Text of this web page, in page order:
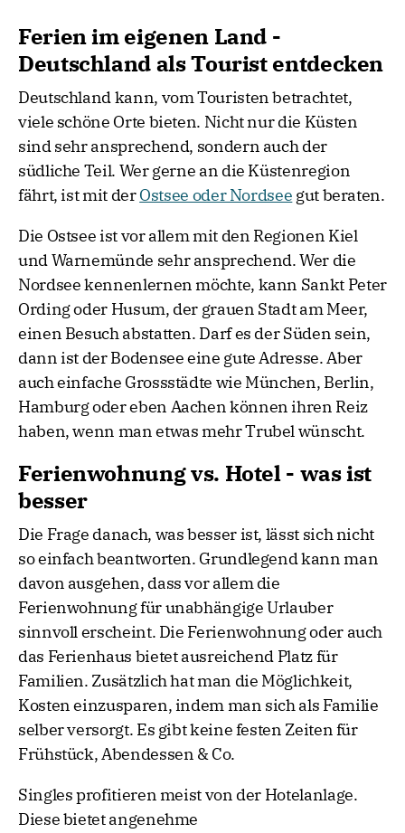
Ferien im eigenen Land -
Deutschland als Tourist entdecken
Deutschland kann, vom Touristen betrachtet,
viele schöne Orte bieten. Nicht nur die Küsten
sind sehr ansprechend, sondern auch der
südliche Teil. Wer gerne an die Küstenregion
fährt, ist mit derOstsee oder Nordsee gut beraten.
Die Ostsee ist vor allem mit den Regionen Kiel
und Warnemünde sehr ansprechend. Wer die
Nordsee kennenlernen möchte, kann Sankt Peter
Ording oder Husum, der grauen Stadt am Meer,
einen Besuch abstatten. Darf es der Süden sein,
dann ist der Bodensee eine gute Adresse. Aber
auch einfache Grossstädte wie München, Berlin,
Hamburg oder eben Aachen können ihren Reiz
haben, wenn man etwas mehr Trubel wünscht.
Ferienwohnung vs. Hotel - was ist
besser
Die Frage danach, was besser ist, lässt sich nicht
so einfach beantworten. Grundlegend kann man
davon ausgehen, dass vor allem die
Ferienwohnung für unabhängige Urlauber
sinnvoll erscheint. Die Ferienwohnung oder auch
das Ferienhaus bietet ausreichend Platz für
Familien. Zusätzlich hat man die Möglichkeit,
Kosten einzusparen, indem man sich als Familie
selber versorgt. Es gibt keine festen Zeiten für
Frühstück, Abendessen & Co.
Singles profitieren meist von der Hotelanlage.
Diese bietet angenehme